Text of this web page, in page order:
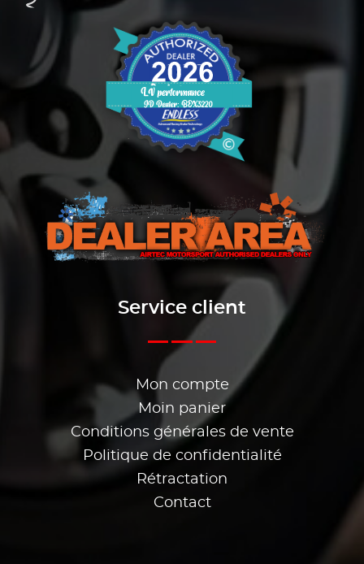
Service client
Mon compte
Moin panier
Conditions générales de vente
Politique de confidentialité
Rétractation
Contact